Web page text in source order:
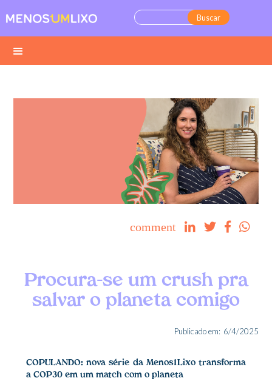
comment    
Procura-se um crush pra
salvar o planeta comigo
Publicado em: 6/4/2025
​​COPULANDO: nova série da Menos1Lixo transforma
a COP30 em um match com o planeta